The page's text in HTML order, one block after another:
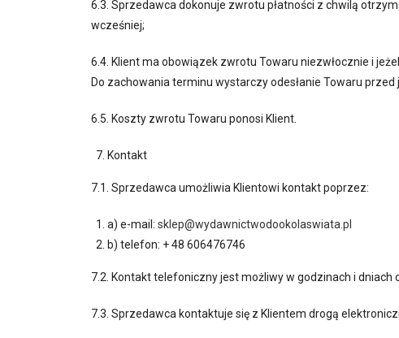
6.3. Sprzedawca dokonuje zwrotu płatności z chwilą
wcześniej;
6.4. Klient ma obowiązek zwrotu Towaru niezwłocznie i
Do zachowania terminu wystarczy odesłanie Towaru przed
6.5. Koszty zwrotu Towaru ponosi Klient.
Kontakt
7.1. Sprzedawca umożliwia Klientowi kontakt poprzez:
a) e-mail: sklep@wydawnictwodookolaswiata.pl
b) telefon: + 48 606476746
7.2. Kontakt telefoniczny jest możliwy w godzinach i dniach
7.3. Sprzedawca kontaktuje się z Klientem drogą